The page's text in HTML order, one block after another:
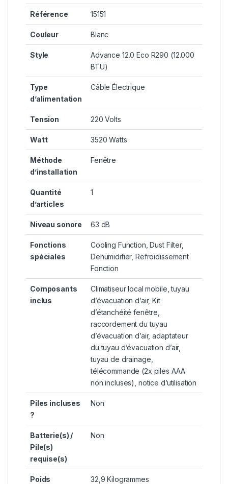
Référence ‎15151
Couleur ‎Blanc
Style
‎Advance 12.0 Eco R290 (12.000
BTU)
Type
d’alimentation
‎Câble Électrique
Tension ‎220 Volts
Watt ‎3520 Watts
Méthode
d’installation
‎Fenêtre
Quantité
d’articles
‎1
Niveau sonore ‎63 dB
Fonctions
spéciales
‎Cooling Function, Dust Filter,
Dehumidifier, Refroidissement
Fonction
Composants
inclus
‎Climatiseur local mobile, tuyau
d’évacuation d’air, Kit
d’étanchéité fenêtre,
raccordement du tuyau
d’évacuation d’air, adaptateur
du tuyau d’évacuation d’air,
tuyau de drainage,
télécommande (2x piles AAA
non incluses), notice d’utilisation
Piles incluses
?
‎Non
Batterie(s) /
Pile(s)
requise(s)
‎Non
Poids ‎32,9 Kilogrammes